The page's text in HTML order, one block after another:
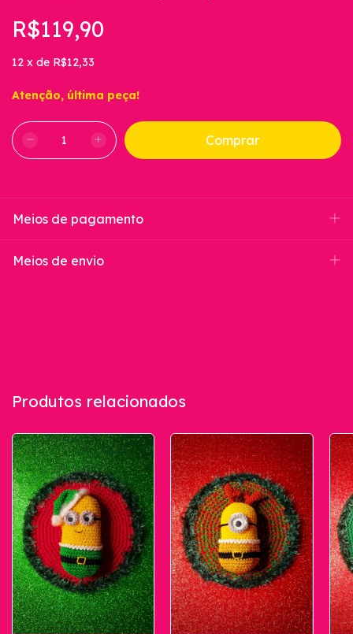
R$119,90
12 x de R$12,33
Atenção, última peça!
Meios de pagamento
Meios de envio
Produtos relacionados